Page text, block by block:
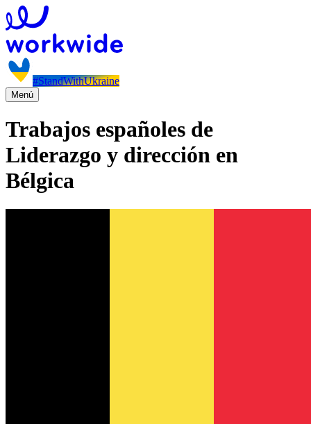
#StandWithUkraine
Menú
Trabajos españoles de
Liderazgo y dirección en
Bélgica